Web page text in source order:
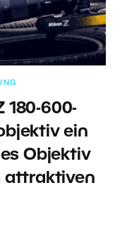
180-600-
ein
Objektiv
attraktiven